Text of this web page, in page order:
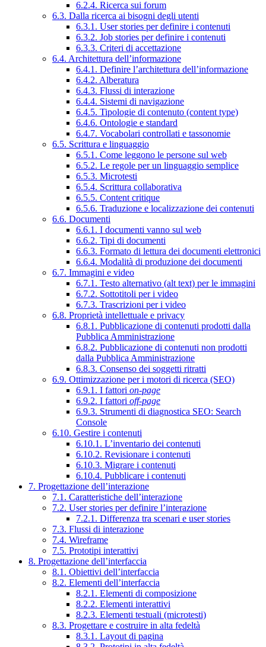
6.2.4. Ricerca sui forum
6.3. Dalla ricerca ai bisogni degli utenti
6.3.1. User stories per definire i contenuti
6.3.2. Job stories per definire i contenuti
6.3.3. Criteri di accettazione
6.4. Architettura dell’informazione
6.4.1. Definire l’architettura dell’informazione
6.4.2. Alberatura
6.4.3. Flussi di interazione
6.4.4. Sistemi di navigazione
6.4.5. Tipologie di contenuto (content type)
6.4.6. Ontologie e standard
6.4.7. Vocabolari controllati e tassonomie
6.5. Scrittura e linguaggio
6.5.1. Come leggono le persone sul web
6.5.2. Le regole per un linguaggio semplice
6.5.3. Microtesti
6.5.4. Scrittura collaborativa
6.5.5. Content critique
6.5.6. Traduzione e localizzazione dei contenuti
6.6. Documenti
6.6.1. I documenti vanno sul web
6.6.2. Tipi di documenti
6.6.3. Formato di lettura dei documenti elettronici
6.6.4. Modalità di produzione dei documenti
6.7. Immagini e video
6.7.1. Testo alternativo (alt text) per le immagini
6.7.2. Sottotitoli per i video
6.7.3. Trascrizioni per i video
6.8. Proprietà intellettuale e privacy
6.8.1. Pubblicazione di contenuti prodotti dalla
Pubblica Amministrazione
6.8.2. Pubblicazione di contenuti non prodotti
dalla Pubblica Amministrazione
6.8.3. Consenso dei soggetti ritratti
6.9. Ottimizzazione per i motori di ricerca (SEO)
6.9.1. I fattori on-page
6.9.2. I fattori off-page
6.9.3. Strumenti di diagnostica SEO: Search
Console
6.10. Gestire i contenuti
6.10.1. L’inventario dei contenuti
6.10.2. Revisionare i contenuti
6.10.3. Migrare i contenuti
6.10.4. Pubblicare i contenuti
7. Progettazione dell’interazione
7.1. Caratteristiche dell’interazione
7.2. User stories per definire l’interazione
7.2.1. Differenza tra scenari e user stories
7.3. Flussi di interazione
7.4. Wireframe
7.5. Prototipi interattivi
8. Progettazione dell’interfaccia
8.1. Obiettivi dell’interfaccia
8.2. Elementi dell’interfaccia
8.2.1. Elementi di composizione
8.2.2. Elementi interattivi
8.2.3. Elementi testuali (microtesti)
8.3. Progettare e costruire in alta fedeltà
8.3.1. Layout di pagina